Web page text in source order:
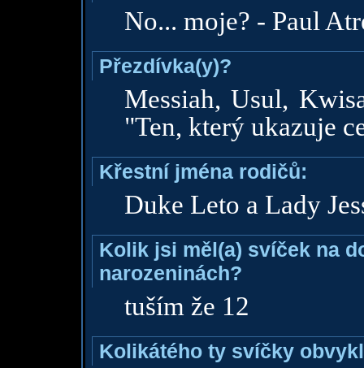
No... moje? - Paul
Přezdívka(y)?
Messiah, Usul,
"Ten, který ukazuje
Křestní jména rodičů:
Duke Leto a Lady
Kolik jsi měl(a) svíček na
narozeninách?
tuším že 12
Kolikátého ty svíčky